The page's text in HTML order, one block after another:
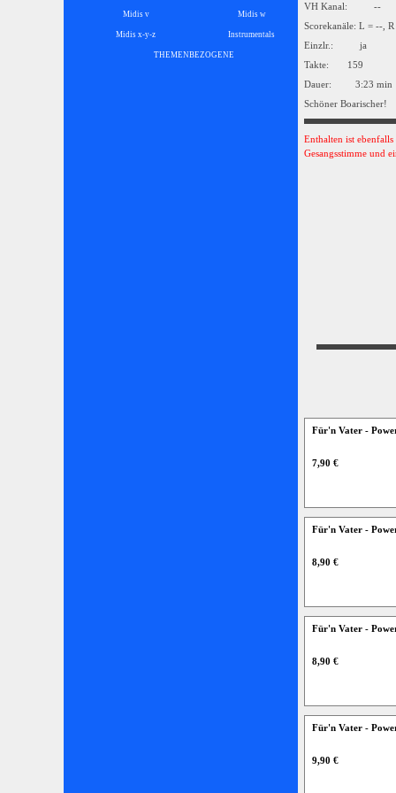
Midis v Midis w
Midis x-y-z Instrumentals
THEMENBEZOGENE
VH Kanal: --
Scorekanäle: L = --, R
Einzlr.: ja
Takte: 159
Dauer: 3:23 min
Schöner Boarischer!
Enthalten ist
Gesangsstimme und
Für'n Vater -
7,90 €
Für'n Vater -
8,90 €
Für'n Vater -
8,90 €
Für'n Vater -
9,90 €